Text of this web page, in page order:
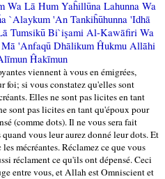
Lā Hum Yaĥillūna Lahunna Wa
`Alaykum 'An Tankiĥūhunna 'Idhā
Tumsikū Bi`işami Al-Kawāfiri Wa
'Anfaqū Dhālikum Ĥukmu Allāhi
Ĥakīmun
viennent à vous en émigrées,
si vous constatez qu'elles sont
Elles ne sont pas licites en tant
sont pas licites en tant qu'époux pour
(comme dots). Il ne vous sera fait
vous leur aurez donné leur dots. Et
mécréantes. Réclamez ce que vous
réclament ce qu'ils ont dépensé. Ceci
entre vous, et Allah est Omniscient et